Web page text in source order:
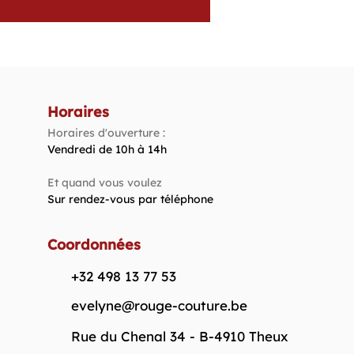
Horaires
Horaires d'ouverture :
Vendredi de 10h à 14h​
Et quand vous voulez
Sur rendez-vous par téléphone
Coordonnées
+32 498 13 77 53
evelyne@rouge-couture.be
Rue du Chenal 34 - B-4910 Theux